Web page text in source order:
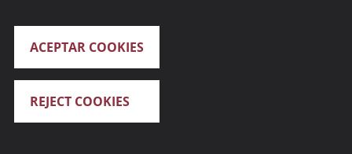
REJECT COOKIES
ACEPTAR COOKIES